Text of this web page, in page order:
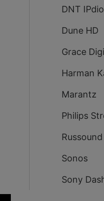
DNT IPdio
Dune HD
Grace
Harman
Marantz
Philips
Russound
Sonos
Sony